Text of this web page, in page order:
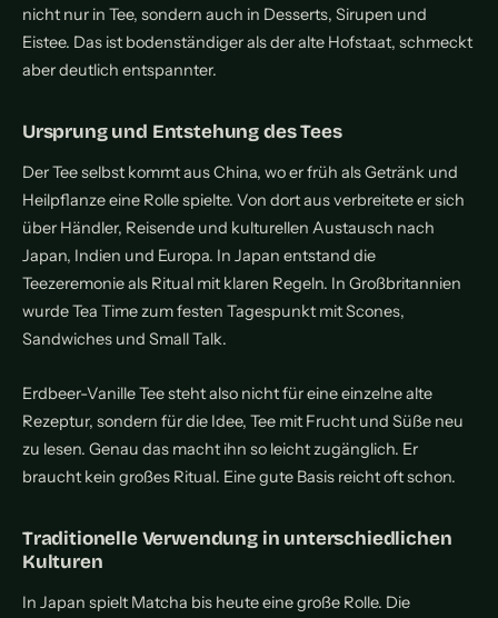
nicht nur in Tee, sondern auch in Desserts, Sirupen und
Eistee. Das ist bodenständiger als der alte Hofstaat, schmeckt
aber deutlich entspannter.
Ursprung und Entstehung des Tees
Der Tee selbst kommt aus China, wo er früh als Getränk und
Heilpflanze eine Rolle spielte. Von dort aus verbreitete er sich
über Händler, Reisende und kulturellen Austausch nach
Japan, Indien und Europa. In Japan entstand die
Teezeremonie als Ritual mit klaren Regeln. In Großbritannien
wurde Tea Time zum festen Tagespunkt mit Scones,
Sandwiches und Small Talk.
Erdbeer-Vanille Tee steht also nicht für eine einzelne alte
Rezeptur, sondern für die Idee, Tee mit Frucht und Süße neu
zu lesen. Genau das macht ihn so leicht zugänglich. Er
braucht kein großes Ritual. Eine gute Basis reicht oft schon.
Traditionelle Verwendung in unterschiedlichen
Kulturen
In Japan spielt Matcha bis heute eine große Rolle. Die